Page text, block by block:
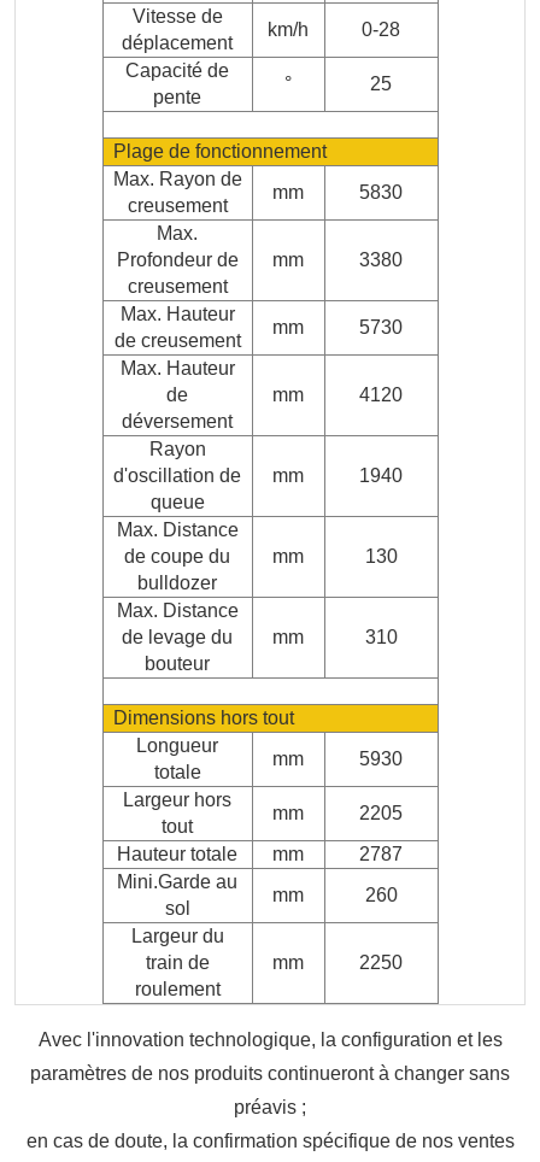
Vitesse de
déplacement
km/h
0-28
Capacité de
pente
° 25
Plage de fonctionnement
Max. Rayon de
creusement
mm
5830
Max.
Profondeur de
creusement
mm 3380
Max. Hauteur
de creusement
mm
5730
Max. Hauteur
de
déversement
mm 4120
Rayon
d'oscillation de
queue
mm 1940
Max. Distance
de coupe du
bulldozer
mm 130
Max. Distance
de levage du
bouteur
mm 310
Dimensions hors tout
Longueur
totale
mm
5930
Largeur hors
tout
mm
2205
Hauteur totale
mm
2787
Mini.Garde au
sol
mm
260
Largeur du
train de
roulement
mm 2250
Avec l'innovation technologique, la configuration et les
paramètres de nos produits continueront à changer sans
préavis ;
en cas de doute, la confirmation spécifique de nos ventes